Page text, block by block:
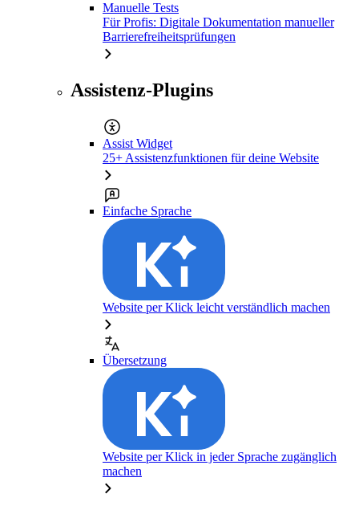
Manuelle Tests
Für Profis: Digitale Dokumentation manueller
Barrierefreiheitsprüfungen
Assistenz-Plugins
Assist Widget
25+ Assistenzfunktionen für deine Website
Einfache Sprache
Website per Klick leicht verständlich machen
Übersetzung
Website per Klick in jeder Sprache zugänglich
machen